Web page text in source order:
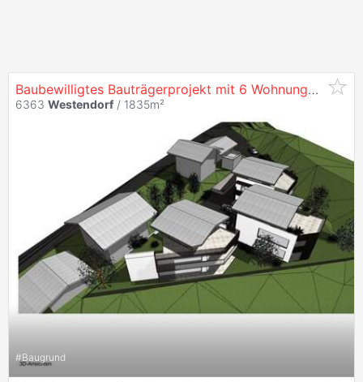
Baubewilligtes Bauträgerprojekt mit 6 Wohnungen in
6363 Westendorf / 1835m²
#Baugrund